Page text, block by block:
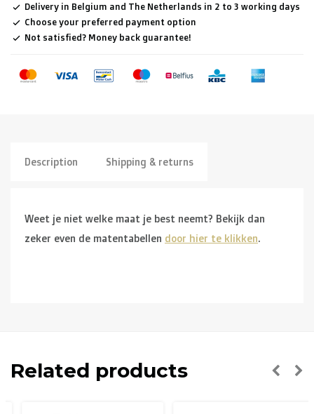
Delivery in Belgium and The Netherlands in 2 to 3 working days
Choose your preferred payment option
Not satisfied? Money back guarantee!
Description Shipping & returns
Weet je niet welke maat je best neemt? Bekijk dan
zeker even de matentabellen door hier te klikken.
Related products